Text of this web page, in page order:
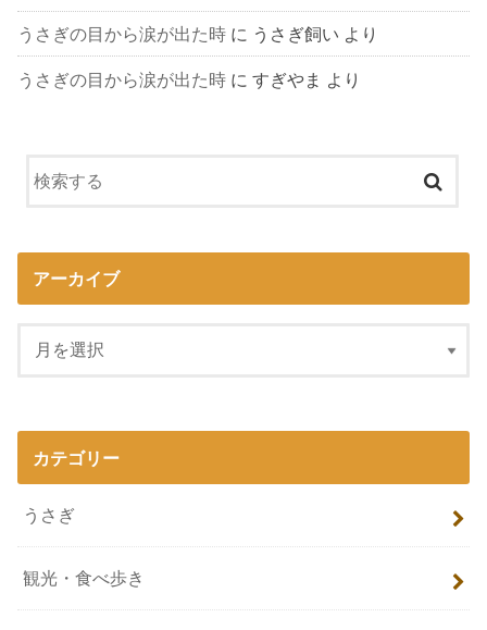
うさぎの目から涙が出た時 に うさぎ飼い より
うさぎの目から涙が出た時 にすぎやま より
アーカイブ
カテゴリー
うさぎ
観光・食べ歩き